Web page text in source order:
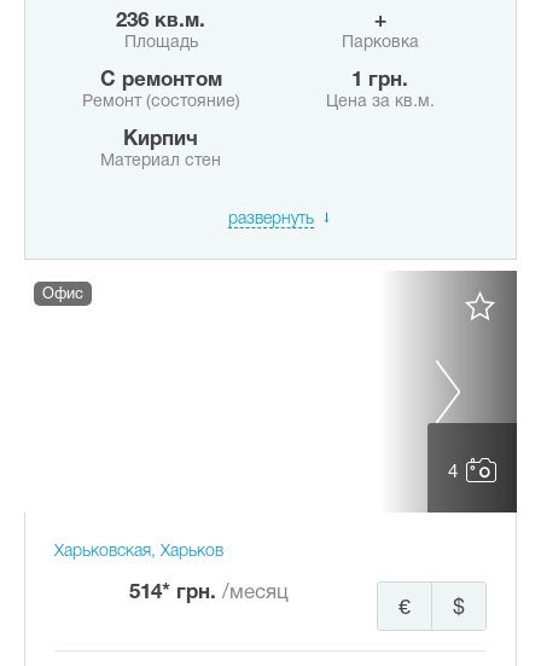
236 кв.м.
Площадь
+
Парковка
с ремонтом
Ремонт (состояние)
1 грн.
Цена за кв.м.
Кирпич
Материал стен
развернуть
4
Офис
Харьковская, Харьков
514* грн. /месяц
$
€